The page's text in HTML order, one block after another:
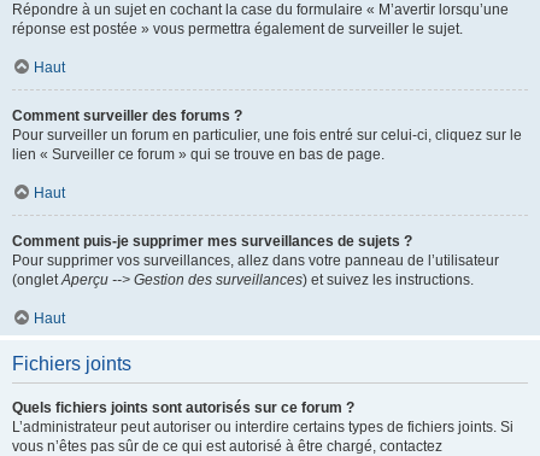
Répondre à un sujet en cochant la case du formulaire « M’avertir lorsqu’une
réponse est postée » vous permettra également de surveiller le sujet.
Haut
Comment surveiller des forums ?
Pour surveiller un forum en particulier, une fois entré sur celui-ci, cliquez sur le
lien « Surveiller ce forum » qui se trouve en bas de page.
Haut
Comment puis-je supprimer mes surveillances de sujets ?
Pour supprimer vos surveillances, allez dans votre panneau de l’utilisateur
(ongletAperçu --> Gestion des surveillances) et suivez les instructions.
Haut
Fichiers joints
Quels fichiers joints sont autorisés sur ce forum ?
L’administrateur peut autoriser ou interdire certains types de fichiers joints. Si
vous n’êtes pas sûr de ce qui est autorisé à être chargé, contactez